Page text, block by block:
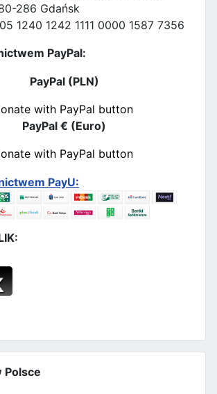
286 Gdańsk
1240 1242 1111 0000 1587 7356
PayPal:
PayPal (PLN)
PayPal € (Euro)
PayU:
Polsce